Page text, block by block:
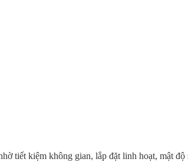
tiết kiệm không gian, lắp đặt linh hoạt, mật độ